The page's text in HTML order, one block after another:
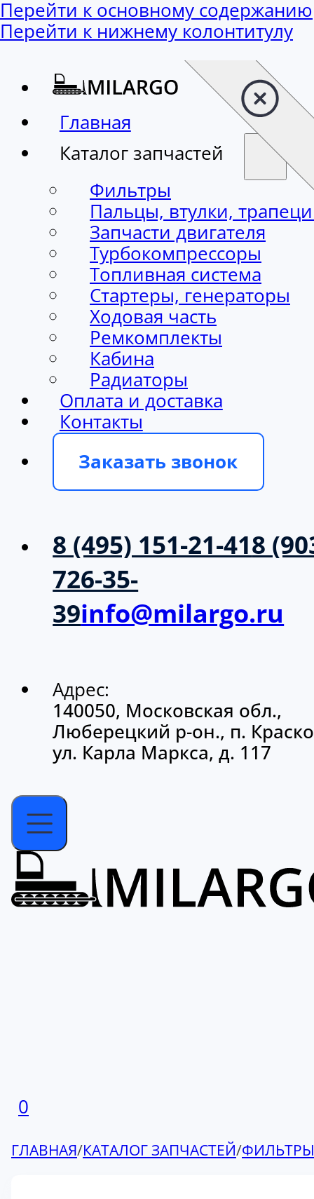
Перейти к основному содержанию
Перейти к нижнему колонтитулу
Главная
Каталог запчастей
Фильтры
Пальцы, втулки,
Запчасти двигателя
Турбокомпрессоры
Топливная система
Стартеры, генераторы
Ходовая часть
Ремкомплекты
Кабина
Радиаторы
Оплата и доставка
Контакты
Заказать звонок
8 (495) 151-21-418
726-35-
39info@milargo.ru
Адрес:
140050, Московская обл.,
Люберецкий р-он., п.
ул. Карла Маркса, д. 117
0
ГЛАВНАЯ/КАТАЛОГ ЗАПЧАСТЕЙ/ФИЛЬТРЫ